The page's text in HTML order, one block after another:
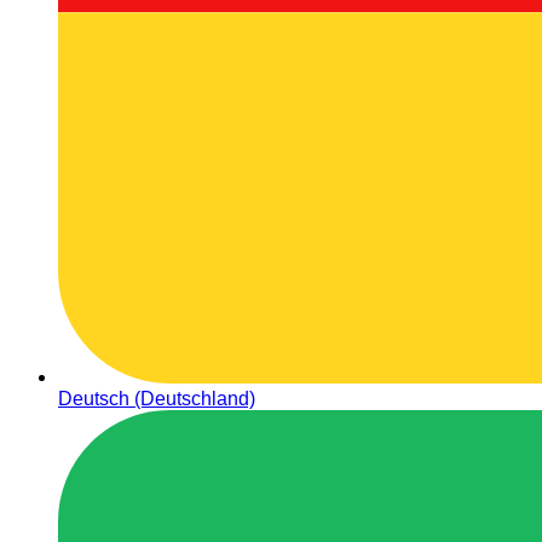
Deutsch (Deutschland)